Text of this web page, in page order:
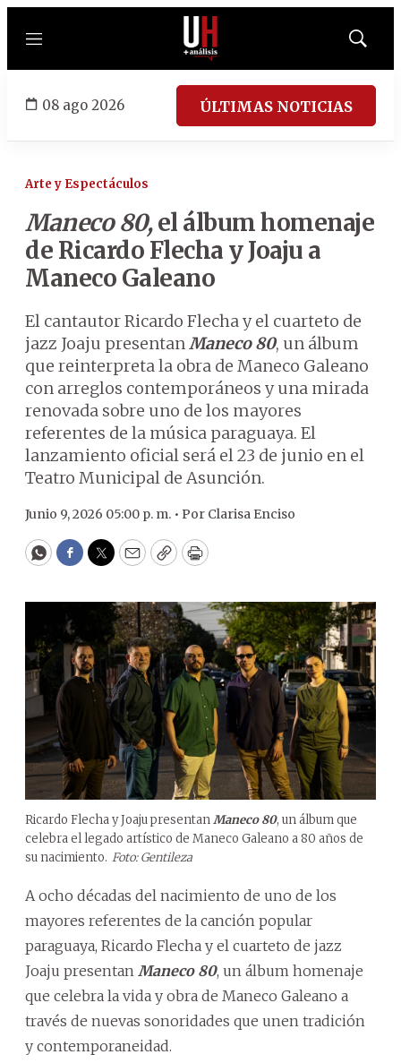
Menú
Mostrar
08 ago 2026 ÚLTIMAS NOTICIAS
Arte y Espectáculos
Maneco 80,el álbum homenaje
de Ricardo Flecha y Joaju a
Maneco Galeano
El cantautor Ricardo Flecha y el cuarteto de
jazz Joaju presentanManeco 80, un álbum
que reinterpreta la obra de Maneco Galeano
con arreglos contemporáneos y una mirada
renovada sobre uno de los mayores
referentes de la música paraguaya. El
lanzamiento oficial será el 23 de junio en el
Teatro Municipal de Asunción.
Junio 9, 2026 05:00 p. m. • Por Clarisa Enciso
WhatsApp
Facebook
Twitter
EmailCopyPrint
Ricardo Flecha y Joaju presentanManeco 80, un álbum que
celebra el legado artístico de Maneco Galeano a 80 años de
su nacimiento. Foto: Gentileza
A ocho décadas del nacimiento de uno de los
mayores referentes de la canción popular
paraguaya, Ricardo Flecha y el cuarteto de jazz
Joaju presentan Maneco 80, un álbum homenaje
que celebra la vida y obra de Maneco Galeano a
través de nuevas sonoridades que unen tradición
y contemporaneidad.